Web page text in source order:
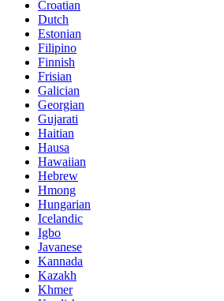
Croatian
Dutch
Estonian
Filipino
Finnish
Frisian
Galician
Georgian
Gujarati
Haitian
Hausa
Hawaiian
Hebrew
Hmong
Hungarian
Icelandic
Igbo
Javanese
Kannada
Kazakh
Khmer